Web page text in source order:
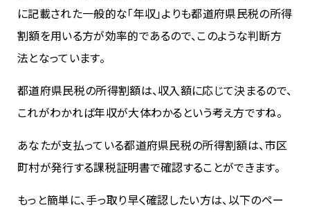
に記載された一般的な「年収」よりも都道府県民税の所得
割額を用いる方が効率的であるので、このような判断方
法となっています。
都道府県民税の所得割額は、収入額に応じて決まるので、
これがわかれば年収が大体わかるという考え方ですね。
あなたが支払っている都道府県民税の所得割額は、市区
町村が発行する課税証明書で確認することができます。
もっと簡単に、手っ取り早く確認したい方は、以下のペー